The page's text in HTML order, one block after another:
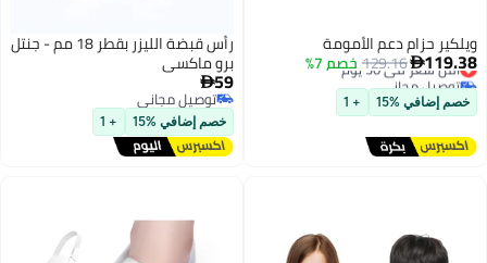
ويلكير حزام دعم الأمومة
119.38
129.16خصم 7% أقل سعر في 30 يوم
توصيل مجاني
أقل سعر في 30 يوم
خصم إضافي %15 + 1
رأس قبضة الليزر بقطر 18 مم - جنتل
برو ماكسي
59
توصيل مجاني
توصيل مجاني
خصم إضافي %15 + 1